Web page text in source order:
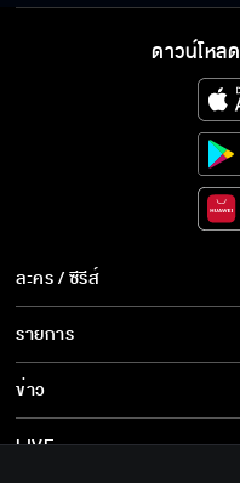
ดาวน์โหลด
ละคร / ซีรีส์
ละคร/ซีรีส์
ซีรีส์นานาชาติ
การ์ตูน & เกม
รายการ
รายการทั้งหมด
ข่าว
ข่าวทั้งหมด
LIVE